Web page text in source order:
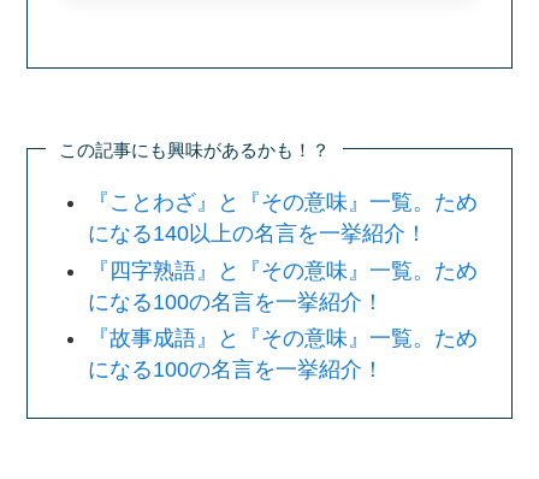
この記事にも興味があるかも！？
『ことわざ』と『その意味』一覧。ため
になる140以上の名言を一挙紹介！
『四字熟語』と『その意味』一覧。ため
になる100の名言を一挙紹介！
『故事成語』と『その意味』一覧。ため
になる100の名言を一挙紹介！